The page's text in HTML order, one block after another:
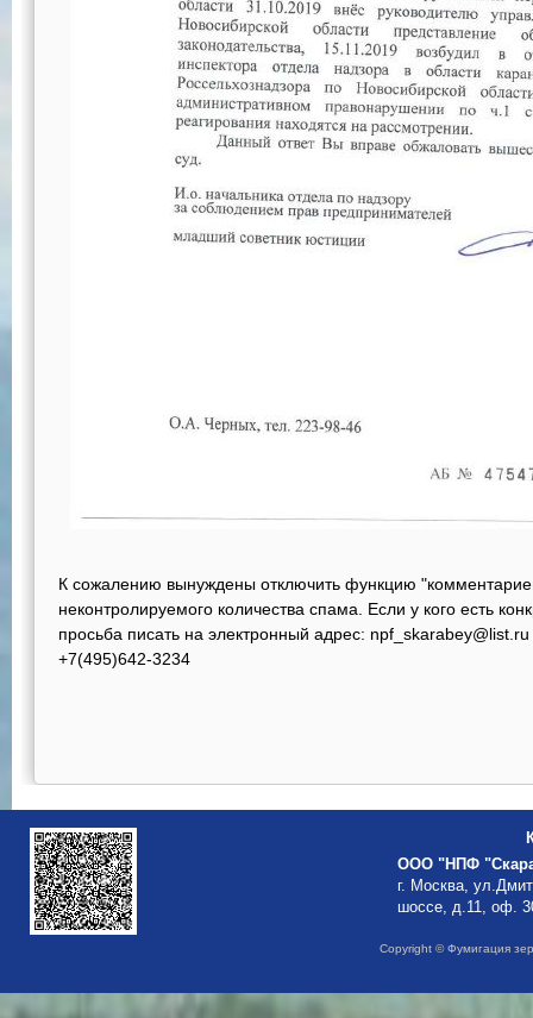
К сожалению вынуждены отключить функцию
неконтролируемого количества спама. Если у кого есть
просьба писать на электронный адрес:
+7(495)642-3234
ООО "НПФ
г. Москва,
шоссе, д.11, оф.
Copyright © Фумигация